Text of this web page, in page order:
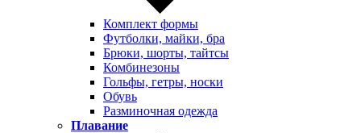
Комплект формы
Футболки, майки, бра
Брюки, шорты, тайтсы
Комбинезоны
Гольфы, гетры, носки
Обувь
Разминочная одежда
Плавание